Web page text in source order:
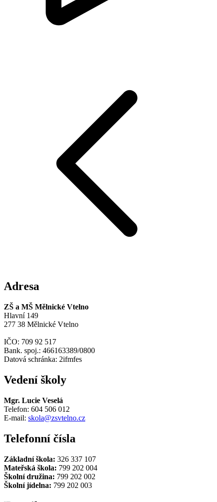
Adresa
ZŠ a MŠ Mělnické Vtelno
Hlavní 149
277 38 Mělnické Vtelno
IČO: 709 92 517
Bank. spoj.: 466163389/0800
Datová schránka: 2ifmfes
Vedení školy
Mgr. Lucie Veselá
Telefon: 604 506 012
E-mail: skola@zsvtelno.cz
Telefonní čísla
Základní škola: 326 337 107
Mateřská škola: 799 202 004
Školní družina: 799 202 002
Školní jídelna: 799 202 003